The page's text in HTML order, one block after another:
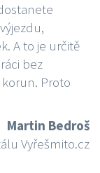
A to je určitě
bez
Proto
Martin Bedroš
Vyřešmito.cz